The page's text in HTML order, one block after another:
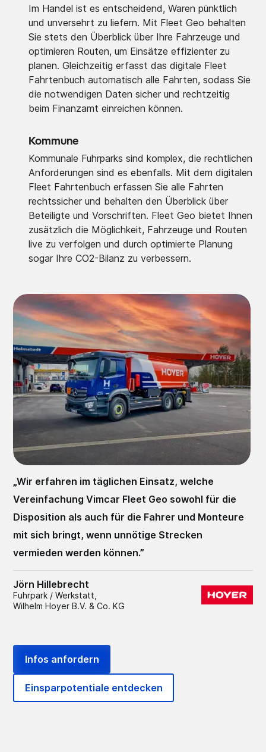
Im Handel ist es entscheidend, Waren pünktlich
und unversehrt zu liefern. Mit Fleet Geo behalten
Sie stets den Überblick über Ihre Fahrzeuge und
optimieren Routen, um Einsätze effizienter zu
planen. Gleichzeitig erfasst das digitale Fleet
Fahrtenbuch automatisch alle Fahrten, sodass Sie
die notwendigen Daten sicher und rechtzeitig
beim Finanzamt einreichen können.
Kommune
Kommunale Fuhrparks sind komplex, die rechtlichen
Anforderungen sind es ebenfalls. Mit dem digitalen
Fleet Fahrtenbuch erfassen Sie alle Fahrten
rechtssicher und behalten den Überblick über
Beteiligte und Vorschriften. Fleet Geo bietet Ihnen
zusätzlich die Möglichkeit, Fahrzeuge und Routen
live zu verfolgen und durch optimierte Planung
sogar Ihre CO2-Bilanz zu verbessern.
„Wir erfahren im täglichen Einsatz, welche
Vereinfachung Vimcar Fleet Geo sowohl für die
Disposition als auch für die Fahrer und Monteure
mit sich bringt, wenn unnötige Strecken
vermieden werden können.”
Jörn Hillebrecht
Fuhrpark / Werkstatt,
Wilhelm Hoyer B.V. & Co. KG
Infos anfordern
Einsparpotentiale entdecken